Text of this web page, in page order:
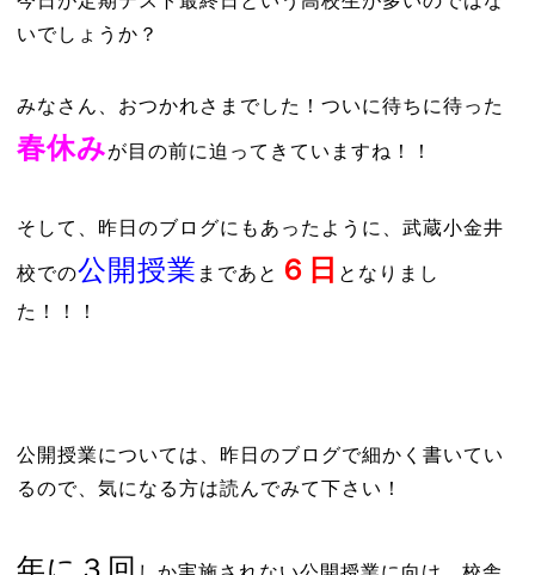
いでしょうか？
みなさん、おつかれさまでした！ついに待ちに待った
春休みが目の前に迫ってきていますね！！
そして、昨日のブログにもあったように、武蔵小金井
校での公開授業 まであと ６日 となりまし
た！！！
公開授業については、昨日のブログで細かく書いてい
るので、気になる方は読んでみて下さい！
年に３回